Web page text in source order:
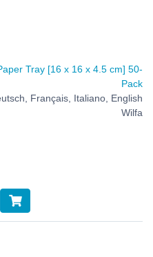
Tray [16 x 16 x 4.5 cm] 50-
Pack
Français, Italiano, English
Wilfa